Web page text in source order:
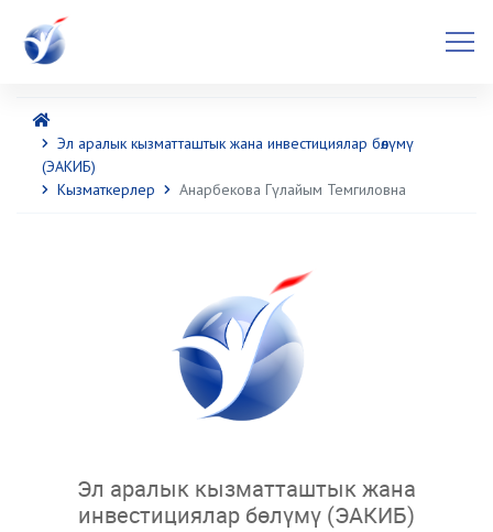
Эл аралык кызматташтык жана инвестициялар бөлүмү
(ЭАКИБ)
Кызматкерлер
Анарбекова Гүлайым Темгиловна
Эл аралык кызматташтык жана
инвестициялар бөлүмү (ЭАКИБ)